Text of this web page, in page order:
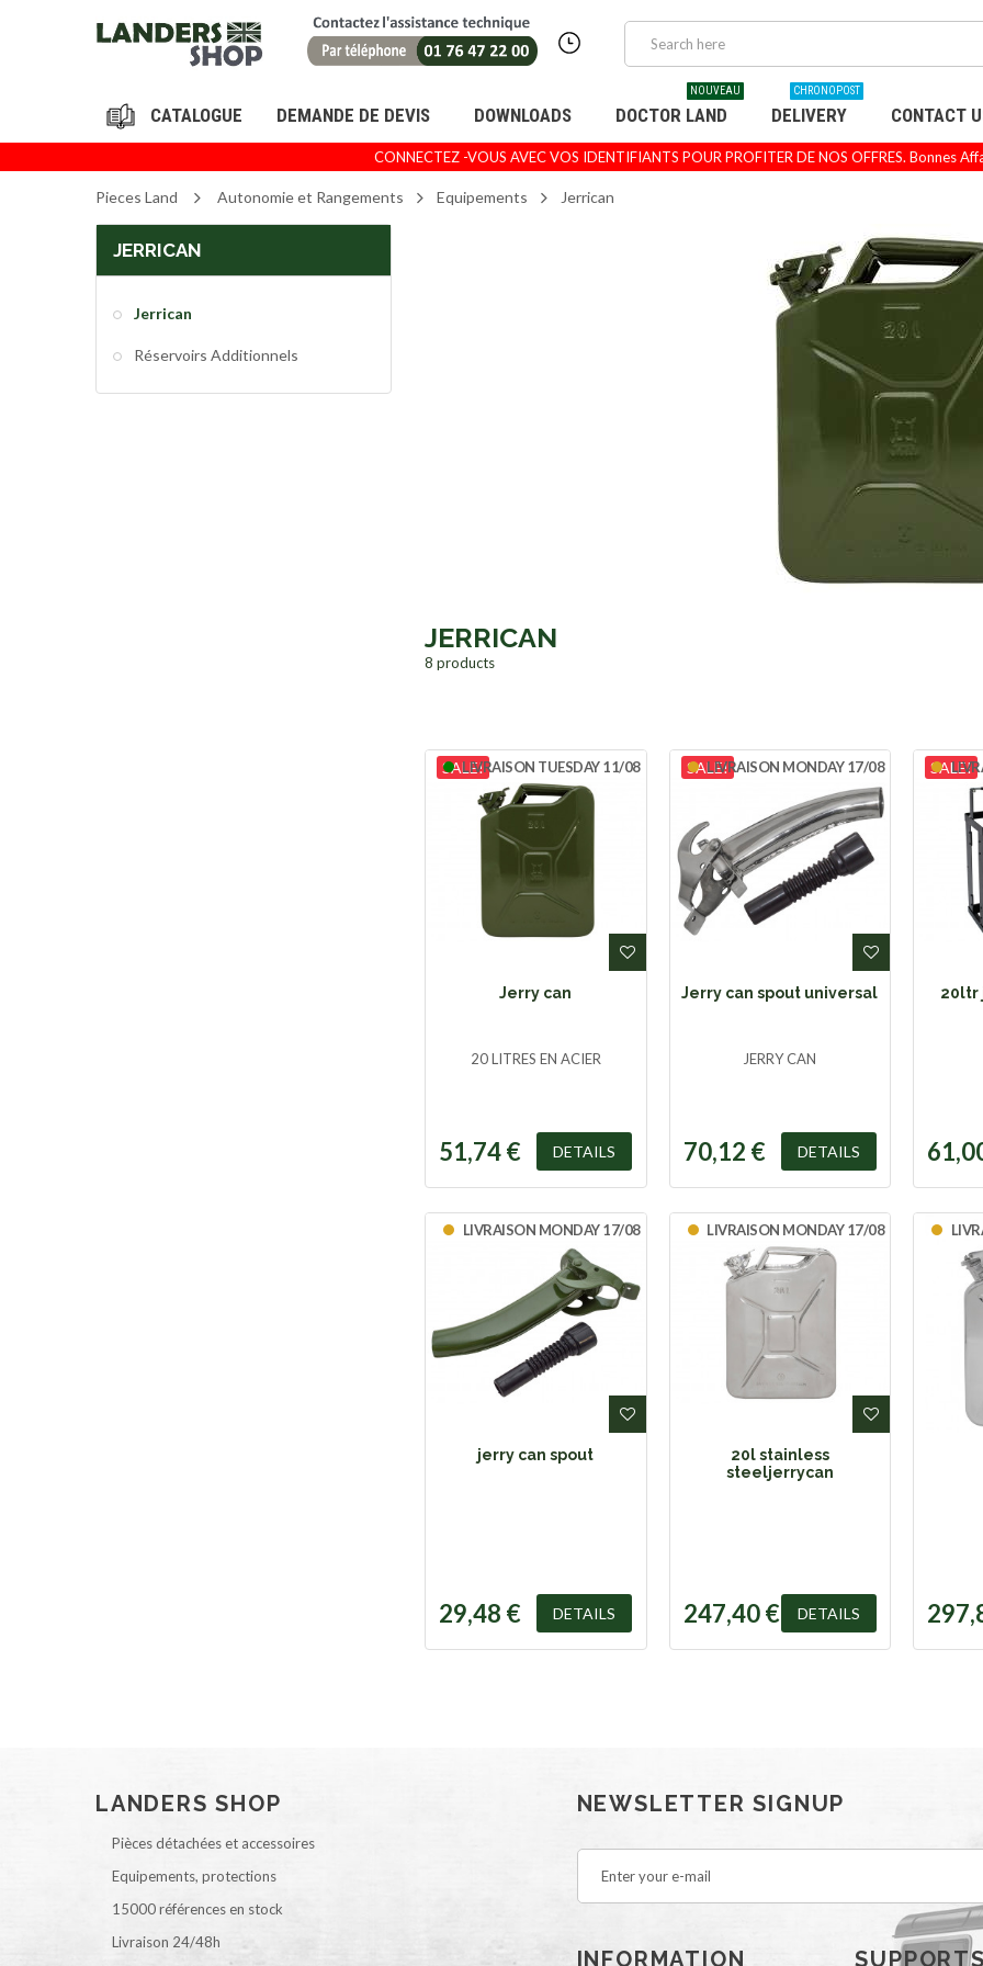
DEMANDE DE DEVIS DOWNLOADS DOCTOR LAND
NOUVEAU
DELIVERY
CHRONOPOST
CONTACT
CONNECTEZ -VOUS AVEC VOS IDENTIFIANTS POUR PROFITER DE NOS OFFRES. Bonnes
Pieces Land Autonomie et Rangements Equipements Jerrican
JERRICAN
Jerrican
Réservoirs Additionnels
JERRICAN
8 products
SALE!
LIVRAISON TUESDAY 11/08
Jerry can
20 LITRES EN ACIER
51,74 € DETAILS
SALE!
LIVRAISON MONDAY 17/08
Jerry can spout universal
JERRY CAN
70,12 € DETAILS
SALE!
20ltr
LIVRAISON MONDAY 17/08
jerry can spout
29,48 € DETAILS
LIVRAISON MONDAY 17/08
ADD TO
20l stainless
steeljerrycan
247,40 € DETAILS
LANDERS SHOP
Pièces détachées et accessoires
Equipements, protections
15000 références en stock
Livraison 24/48h
NEWSLETTER SIGNUP
INFORMATION SUPPORTS